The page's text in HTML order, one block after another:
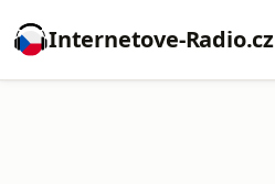
Internetove-Radio.cz